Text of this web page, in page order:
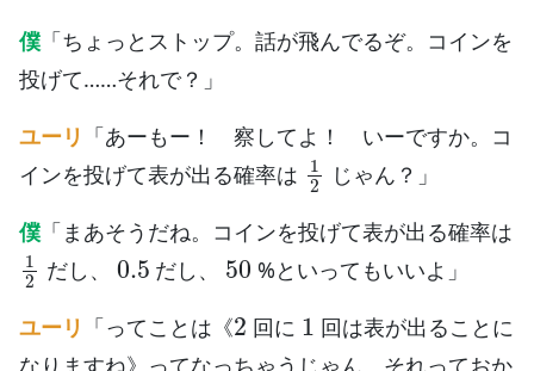
僕 「ちょっとストップ。話が飛んでるぞ。コインを
投げて……それで？」
ユーリ 「あーもー！ 察してよ！ いーですか。コ
インを投げて表が出る確率は
1 2
じゃん？」
僕 「まあそうだね。コインを投げて表が出る確率は
12
だし、
0.5
だし、
50
%といってもいいよ」
ユーリ 「ってことは《
2
回に
1
回は表が出ることに
なりますね》ってなっちゃうじゃん。それっておか